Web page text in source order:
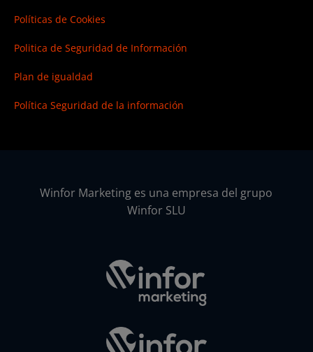
Políticas de Cookies
Politica de Seguridad de Información
Plan de igualdad
Política Seguridad de la información
Winfor Marketing es una empresa del grupo
Winfor SLU